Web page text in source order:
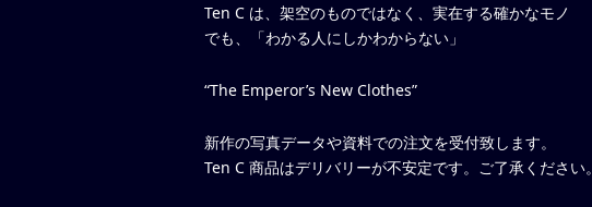
Ten C は、架空のものではなく、実在する確かなモノ
でも、「わかる人にしかわからない」
“The Emperor’s New Clothes”
新作の写真データや資料での注文を受付致します。
Ten C 商品はデリバリーが不安定です。ご了承ください。